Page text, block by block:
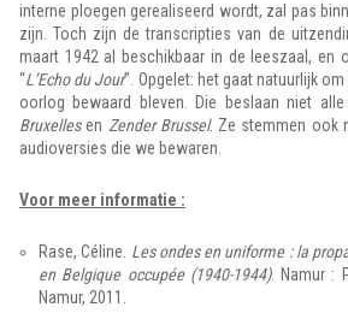
interne ploegen gerealiseerd wordt, zal pas
zijn. Toch zijn de transcripties van de
maart 1942 al beschikbaar in de leeszaal, en
“L’Echo du Jour”. Opgelet: het gaat natuurlijk
oorlog bewaard bleven. Die beslaan niet
Bruxellesen Zender Brussel. Ze stemmen ook
audioversies die we bewaren.
Voor meer informatie :
Rase, Céline. Les ondes en uniforme : la
en Belgique occupée (1940-1944). Namur :
Namur, 2011.